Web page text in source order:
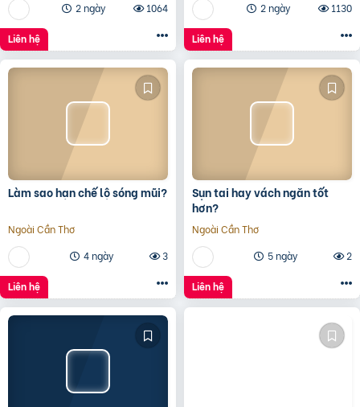
2 ngày
1064
Liên hệ
2 ngày
1130
Liên hệ
Làm sao hạn chế lộ sóng mũi?
Ngoài Cần Thơ
4 ngày
3
Liên hệ
Sụn tai hay vách ngăn tốt
hơn?
Ngoài Cần Thơ
5 ngày
2
Liên hệ